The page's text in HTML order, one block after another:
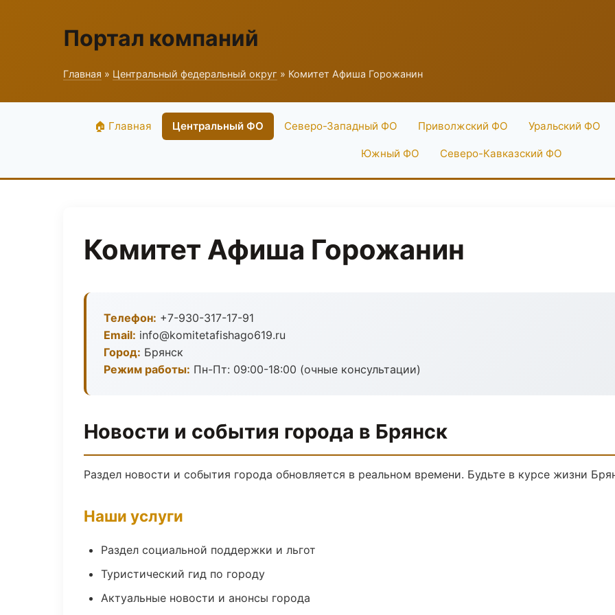
Портал компаний
Главная » Центральный федеральный округ » Комитет Афиша Горожанин
🏠 Главная Центральный ФО Северо-Западный ФО Приволжский ФО Уральский ФО
Южный ФО Северо-Кавказский ФО
Комитет Афиша Горожанин
Телефон: +7-930-317-17-91
Email: info@komitetafishago619.ru
Город: Брянск
Режим работы: Пн-Пт: 09:00-18:00 (очные консультации)
Новости и события города в Брянск
Раздел новости и события города обновляется в реальном времени. Будьте в курсе жизни
Наши услуги
Раздел социальной поддержки и льгот
Туристический гид по городу
Актуальные новости и анонсы города